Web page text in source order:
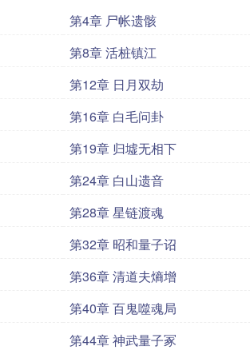
第4章 尸帐遗骸
第8章 活桩镇江
第12章 日月双劫
第16章 白毛问卦
第19章 归墟无相下
第24章 白山遗音
第28章 星链渡魂
第32章 昭和量子诏
第36章 清道夫熵增
第40章 百鬼噬魂局
第44章 神武量子冢